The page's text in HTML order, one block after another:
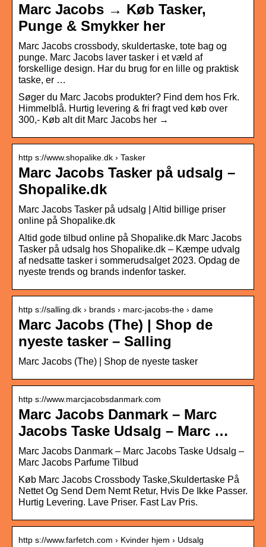
Marc Jacobs → Køb Tasker,
Punge & Smykker her
Marc Jacobs crossbody, skuldertaske, tote bag og
punge. Marc Jacobs laver tasker i et væld af
forskellige design. Har du brug for en lille og praktisk
taske, er …
Søger du Marc Jacobs produkter? Find dem hos Frk.
Himmelblå. Hurtig levering & fri fragt ved køb over
300,- Køb alt dit Marc Jacobs her →
http s://www.shopalike.dk › Tasker
Marc Jacobs Tasker på udsalg –
Shopalike.dk
Marc Jacobs Tasker på udsalg | Altid billige priser
online på Shopalike.dk
Altid gode tilbud online på Shopalike.dk Marc Jacobs
Tasker på udsalg hos Shopalike.dk – Kæmpe udvalg
af nedsatte tasker i sommerudsalget 2023. Opdag de
nyeste trends og brands indenfor tasker.
http s://salling.dk › brands › marc-jacobs-the › dame
Marc Jacobs (The) | Shop de
nyeste tasker – Salling
Marc Jacobs (The) | Shop de nyeste tasker
http s://www.marcjacobsdanmark.com
Marc Jacobs Danmark – Marc
Jacobs Taske Udsalg – Marc …
Marc Jacobs Danmark – Marc Jacobs Taske Udsalg –
Marc Jacobs Parfume Tilbud
Køb Marc Jacobs Crossbody Taske,Skuldertaske På
Nettet Og Send Dem Nemt Retur, Hvis De Ikke Passer.
Hurtig Levering. Lave Priser. Fast Lav Pris.
http s://www.farfetch.com › Kvinder hjem › Udsalg